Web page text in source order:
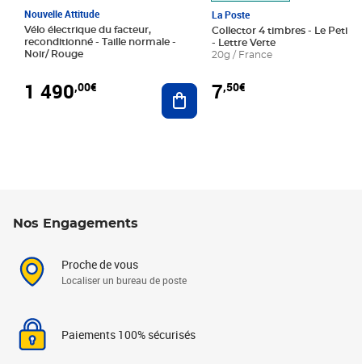
Nouvelle Attitude
Vélo électrique du facteur,
reconditionné - Taille normale -
Noir/ Rouge
1 490,00€ Ajouter au panier
La Poste
Collector 4 timbres - Le Petit
- Lettre Verte
20g / France
7,50€
Nos Engagements
Proche de vous
Localiser un bureau de poste
Paiements 100% sécurisés